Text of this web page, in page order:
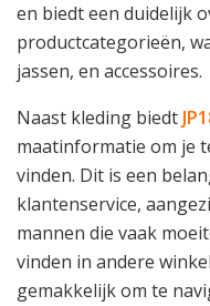
en biedt een duidelijk
productcategorieën,
jassen, en accessoires.
Naast kleding biedt
maatinformatie om je
vinden. Dit is een
klantenservice,
mannen die vaak
vinden in andere
gemakkelijk om te